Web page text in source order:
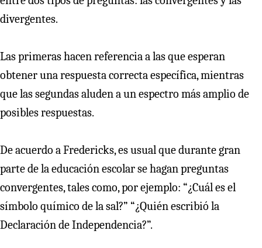
divergentes.
Las primeras hacen referencia a las que esperan
obtener una respuesta correcta específica, mientras
que las segundas aluden a un espectro más amplio de
posibles respuestas.
De acuerdo a Fredericks, es usual que durante gran
parte de la educación escolar se hagan preguntas
convergentes, tales como, por ejemplo: “¿Cuál es el
símbolo químico de la sal?” “¿Quién escribió la
Declaración de Independencia?”.